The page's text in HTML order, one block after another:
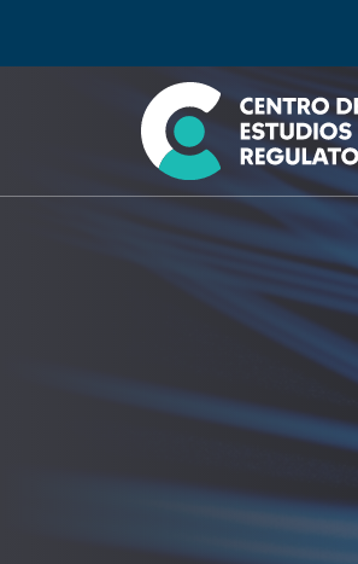
Seleccione país
Buscar